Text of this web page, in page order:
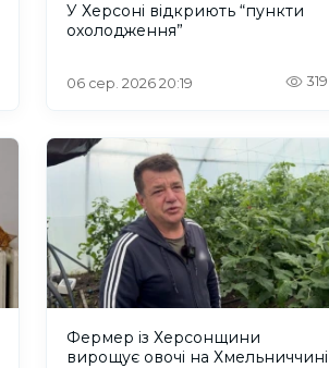
У Херсоні відкриють “пункти
охолодження”
06 сер. 2026 20:19 319
Фермер із Херсонщини
вирощує овочі на Хмельниччині